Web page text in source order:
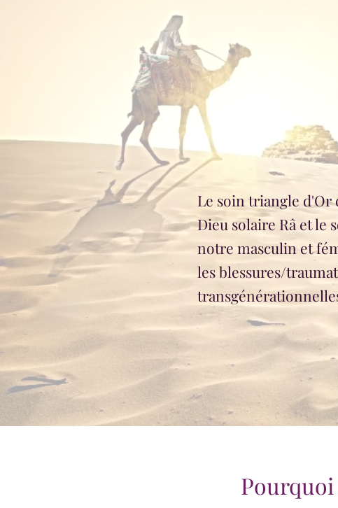
Le soin triangle d'Or
Dieu solaire Râ et le
notre masculin et
les blessures/